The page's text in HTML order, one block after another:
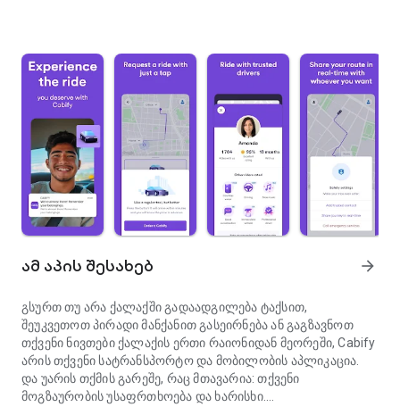
ამ აპის შესახებ arrow_forward
გსურთ თუ არა ქალაქში გადაადგილება ტაქსით,
შეუკვეთოთ პირადი მანქანით გასეირნება ან გაგზავნოთ
თქვენი ნივთები ქალაქის ერთი რაიონიდან მეორეში, Cabify
არის თქვენი სატრანსპორტო და მობილობის აპლიკაცია.
და უარის თქმის გარეშე, რაც მთავარია: თქვენი
მოგზაურობის უსაფრთხოება და ხარისხი.